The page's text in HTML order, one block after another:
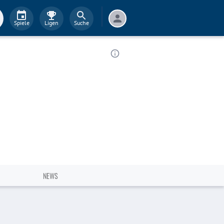
Spiele Ligen Suche
NEWS